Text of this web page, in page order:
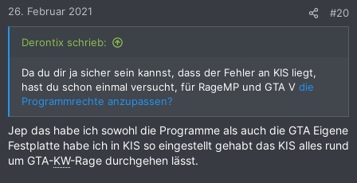
26. Februar 2021 #20
Derontix schrieb:
Da du dir ja sicher sein kannst, dass der Fehler an KIS liegt,
hast du schon einmal versucht, für RageMP und GTA V die
Programmrechte anzupassen?
Jep das habe ich sowohl die Programme als auch die GTA Eigene
Festplatte habe ich in KIS so eingestellt gehabt das KIS alles rund
um GTA-KW-Rage durchgehen lässt.